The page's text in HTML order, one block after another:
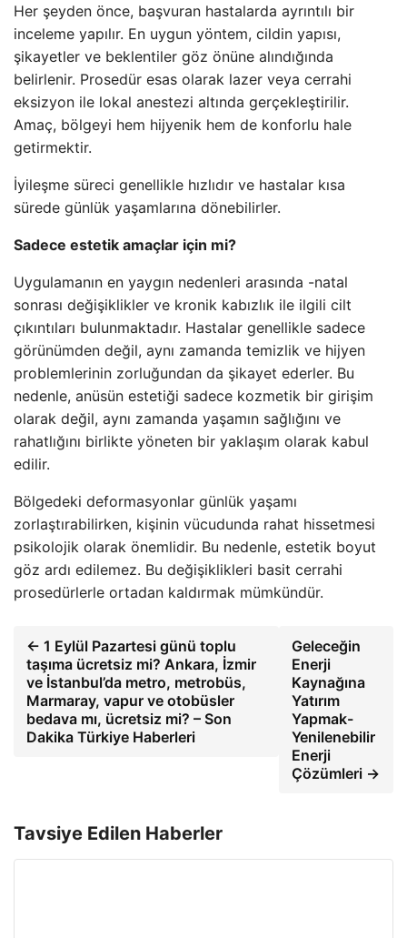
Her şeyden önce, başvuran hastalarda ayrıntılı bir
inceleme yapılır. En uygun yöntem, cildin yapısı,
şikayetler ve beklentiler göz önüne alındığında
belirlenir. Prosedür esas olarak lazer veya cerrahi
eksizyon ile lokal anestezi altında gerçekleştirilir.
Amaç, bölgeyi hem hijyenik hem de konforlu hale
getirmektir.
İyileşme süreci genellikle hızlıdır ve hastalar kısa
sürede günlük yaşamlarına dönebilirler.
Sadece estetik amaçlar için mi?
Uygulamanın en yaygın nedenleri arasında -natal
sonrası değişiklikler ve kronik kabızlık ile ilgili cilt
çıkıntıları bulunmaktadır. Hastalar genellikle sadece
görünümden değil, aynı zamanda temizlik ve hijyen
problemlerinin zorluğundan da şikayet ederler. Bu
nedenle, anüsün estetiği sadece kozmetik bir girişim
olarak değil, aynı zamanda yaşamın sağlığını ve
rahatlığını birlikte yöneten bir yaklaşım olarak kabul
edilir.
Bölgedeki deformasyonlar günlük yaşamı
zorlaştırabilirken, kişinin vücudunda rahat hissetmesi
psikolojik olarak önemlidir. Bu nedenle, estetik boyut
göz ardı edilemez. Bu değişiklikleri basit cerrahi
prosedürlerle ortadan kaldırmak mümkündür.
← 1 Eylül Pazartesi günü toplu
taşıma ücretsiz mi? Ankara, İzmir
ve İstanbul’da metro, metrobüs,
Marmaray, vapur ve otobüsler
bedava mı, ücretsiz mi? – Son
Dakika Türkiye Haberleri
Geleceğin
Enerji
Kaynağına
Yatırım
Yapmak-
Yenilenebilir
Enerji
Çözümleri →
Tavsiye Edilen Haberler